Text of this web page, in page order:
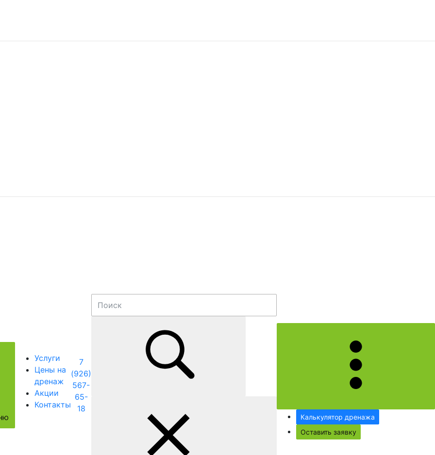
Услуги
Цены на
дренаж
Акции
Контакты
7
(926)
567-
65-
18
Калькулятор дренажа
Оставить заявку